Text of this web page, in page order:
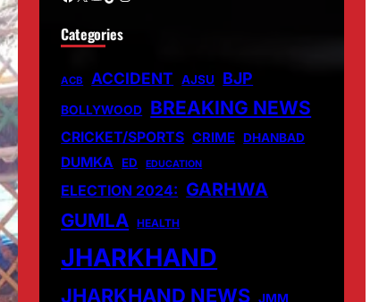
Categories
ACB ACCIDENT AJSU BJP
BOLLYWOOD BREAKING NEWS
CRICKET/SPORTS CRIME DHANBAD
DUMKA ED EDUCATION
ELECTION 2024: GARHWA
GUMLA HEALTH
JHARKHAND
JHARKHAND NEWS JMM